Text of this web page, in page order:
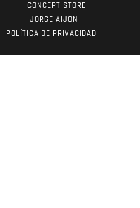
CONCEPT STORE
JORGE AIJON
POLÍTICA DE PRIVACIDAD